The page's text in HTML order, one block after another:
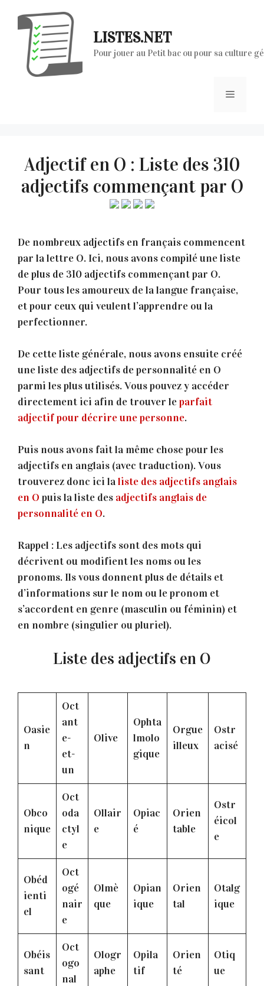
contenu
LISTES.NET
Pour jouer au Petit bac ou pour sa culture
Menu
Adjectif en O : Liste des 310
adjectifs commençant par O
De nombreux adjectifs en français commencent
par la lettre O. Ici, nous avons compilé une liste
de plus de 310 adjectifs commençant par O.
Pour tous les amoureux de la langue française,
et pour ceux qui veulent l’apprendre ou la
perfectionner.
De cette liste générale, nous avons ensuite créé
une liste des adjectifs de personnalité en O
parmi les plus utilisés. Vous pouvez y accéder
directement ici afin de trouver leparfait
adjectif pour décrire une personne.
Puis nous avons fait la même chose pour les
adjectifs en anglais (avec traduction). Vous
trouverez donc ici laliste des adjectifs anglais
en O puis la liste des adjectifs anglais de
personnalité en O.
Rappel : Les adjectifs sont des mots qui
décrivent ou modifient les noms ou les
pronoms. Ils vous donnent plus de détails et
d’informations sur le nom ou le pronom et
s’accordent en genre (masculin ou féminin) et
en nombre (singulier ou pluriel).
Liste des adjectifs en O
Oasie
n
Oct
ant
e-
et-
un
Olive
Ophta
lmolo
gique
Orgue
illeux
Ostr
acisé
Obco
nique
Oct
oda
ctyl
e
Ollair
e
Opiac
é
Orien
table
Ostr
éicol
e
Obéd
ienti
el
Oct
ogé
nair
e
Olmè
que
Opian
ique
Orien
tal
Otalg
ique
Obéis
sant
Oct
ogo
nal
Ologr
aphe
Opila
tif
Orien
té
Otiq
ue